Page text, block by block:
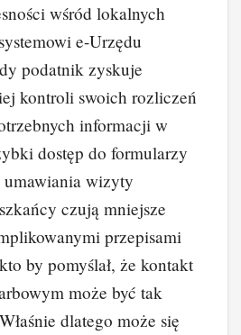
wśród lokalnych
e-Urzędu
podatnik zyskuje
kontroli swoich rozliczeń
informacji w
dostęp do formularzy
wizyty
czują mniejsze
przepisami
by pomyślał, że kontakt
może być tak
dlatego może się